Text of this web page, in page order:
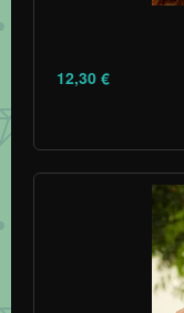
12,30 €